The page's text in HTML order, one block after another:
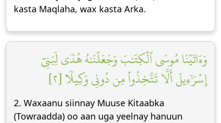
kasta Maqlaha, wax kasta Arka.
وَءَاتَيۡنَا مُوسَى ٱلۡكِتَٰبَ وَجَعَلۡنَٰهُ هُدٗى لِّبَنِيٓ
إِسۡرَٰٓءِيلَ أَلَّا تَتَّخِذُواْ مِن دُونِي وَكِيلٗا [٢]
2. Waxaanu siinnay Muuse Kitaabka
(Towraadda) oo aan uga yeelnay hanuun